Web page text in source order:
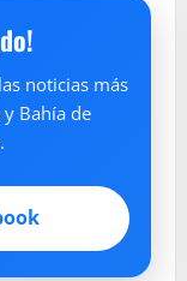
noticias más
Bahía de